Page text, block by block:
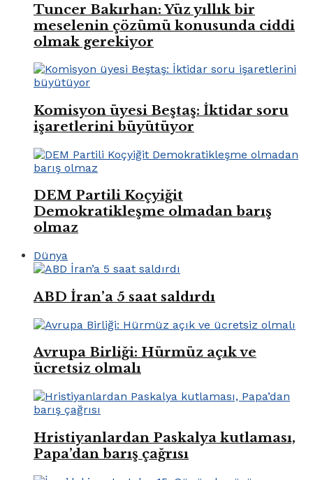
Tuncer Bakırhan: Yüz yıllık bir
meselenin çözümü konusunda ciddi
olmak gerekiyor
Komisyon üyesi Beştaş: İktidar soru
işaretlerini büyütüyor
DEM Partili Koçyiğit
Demokratikleşme olmadan barış
olmaz
Dünya
ABD İran’a 5 saat saldırdı
Avrupa Birliği: Hürmüz açık ve
ücretsiz olmalı
Hristiyanlardan Paskalya kutlaması,
Papa’dan barış çağrısı